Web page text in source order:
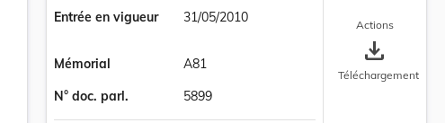
Entrée en vigueur
31/05/2010
Mémorial
A81
N° doc. parl.
5899
Actions
save_alt
Téléchargement